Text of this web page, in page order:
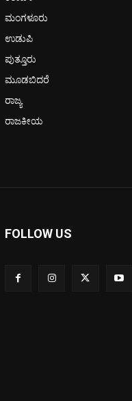
ಮಂಗಳೂರು
ಉಡುಪಿ
ಪುತ್ತೂರು
ಮೂಡಬಿದರೆ
ರಾಜ್ಯ
ರಾಜಕೀಯ
FOLLOW US